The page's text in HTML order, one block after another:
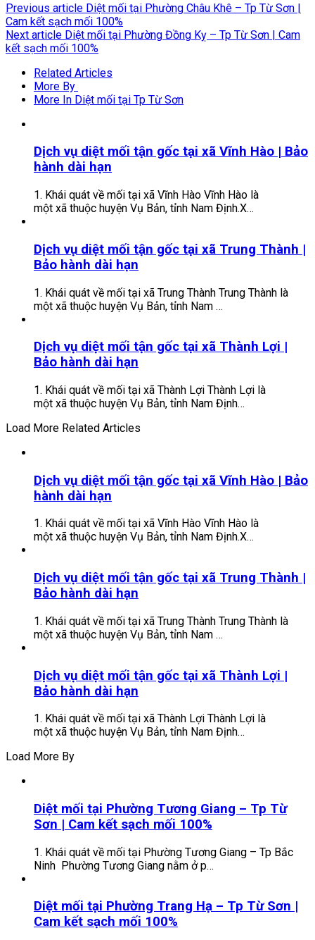
Previous article Diệt mối tại Phường Châu Khê – Tp Từ Sơn |
Cam kết sạch mối 100%
Next article Diệt mối tại Phường Đồng Kỵ – Tp Từ Sơn | Cam
kết sạch mối 100%
Related Articles
More By
More In Diệt mối tại Tp Từ Sơn
Dịch vụ diệt mối tận gốc tại xã Vĩnh Hào | Bảo
hành dài hạn
1. Khái quát về mối tại xã Vĩnh Hào Vĩnh Hào là
một xã thuộc huyện Vụ Bản, tỉnh Nam Định.X…
Dịch vụ diệt mối tận gốc tại xã Trung Thành |
Bảo hành dài hạn
1. Khái quát về mối tại xã Trung Thành Trung Thành là
một xã thuộc huyện Vụ Bản, tỉnh Nam …
Dịch vụ diệt mối tận gốc tại xã Thành Lợi |
Bảo hành dài hạn
1. Khái quát về mối tại xã Thành Lợi Thành Lợi là
một xã thuộc huyện Vụ Bản, tỉnh Nam Định…
Load More Related Articles
Dịch vụ diệt mối tận gốc tại xã Vĩnh Hào | Bảo
hành dài hạn
1. Khái quát về mối tại xã Vĩnh Hào Vĩnh Hào là
một xã thuộc huyện Vụ Bản, tỉnh Nam Định.X…
Dịch vụ diệt mối tận gốc tại xã Trung Thành |
Bảo hành dài hạn
1. Khái quát về mối tại xã Trung Thành Trung Thành là
một xã thuộc huyện Vụ Bản, tỉnh Nam …
Dịch vụ diệt mối tận gốc tại xã Thành Lợi |
Bảo hành dài hạn
1. Khái quát về mối tại xã Thành Lợi Thành Lợi là
một xã thuộc huyện Vụ Bản, tỉnh Nam Định…
Load More By
Diệt mối tại Phường Tương Giang – Tp Từ
Sơn | Cam kết sạch mối 100%
1. Khái quát về mối tại Phường Tương Giang – Tp Bắc
Ninh Phường Tương Giang nằm ở p…
Diệt mối tại Phường Trang Hạ – Tp Từ Sơn |
Cam kết sạch mối 100%